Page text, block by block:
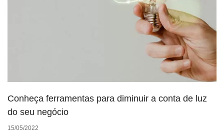
Conheça ferramentas para diminuir a conta de luz
do seu negócio
15/05/2022